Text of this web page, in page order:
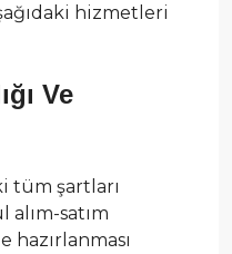
hizmetleri
Ve
tüm şartları
alım-satım